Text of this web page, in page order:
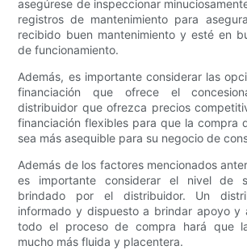
asegúrese de inspeccionar
registros de mantenimiento para
recibido buen mantenimiento y esté en
de funcionamiento.
Además, es importante considerar las
financiación que ofrece el
distribuidor que ofrezca precios
financiación flexibles para que la compra
sea más asequible para su negocio de
Además de los factores mencionados
es importante considerar el nivel de
brindado por el distribuidor. Un
informado y dispuesto a brindar apoyo y
todo el proceso de compra hará que
mucho más fluida y placentera.